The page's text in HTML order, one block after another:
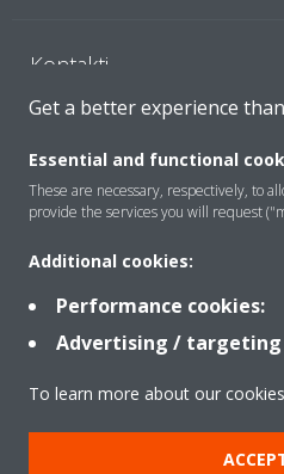
Kontakti
Produktet
Njoftim ligjor
Get a better experience
Essential and functional
These are necessary, respectively, to
provide the services you will request
Additional cookies:
Performance cookies:
Advertising / targeting
To learn more about our